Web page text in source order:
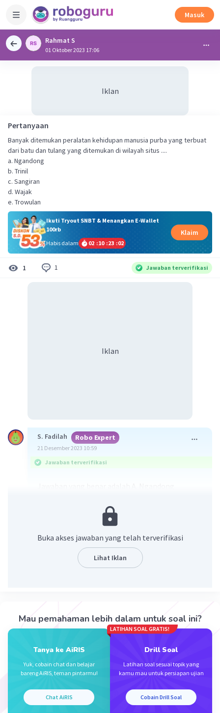
Masuk
Rahmat S
01 Oktober 2023 17:06
Iklan
Pertanyaan
Banyak ditemukan peralatan kehidupan manusia purba yang terbuat
dari batu dan tulang yang ditemukan di wilayah situs ....
a. Ngandong
b. Trinil
c. Sangiran
d. Wajak
e. Trowulan
Ikuti Tryout SNBT & Menangkan E-Wallet
100rb
Habis dalam
02 :10 :23 :02
Klaim
1 1 Jawaban terverifikasi
Iklan
S. Fadilah Robo Expert
21 Desember 2023 10:59
Jawaban terverifikasi
Salah satu periodisasi zaman praaksara adalah
periodisasi zaman batu. Zaman batu adalah
zaman saat peralatan hidupnya banyak terbuat
dari batu dan tulang. Zaman batu yang banyak
ditemukan batu-batu yang belum diasah dan
tulang adalah zaman paleolitikum. Salah satu
Jadi, jawaban yag benar adalah A. Ngandong
Beri Rating·0.0
Buka akses jawaban yang telah terverifikasi
Lihat Iklan
Mau pemahaman lebih dalam untuk soal ini?
Tanya ke AiRIS
Yuk, cobain chat dan belajar
bareng AiRIS, teman pintarmu!
Chat AiRIS
LATIHAN SOAL GRATIS!
Drill Soal
Latihan soal sesuai topik yang
kamu mau untuk persiapan ujian
Cobain Drill Soal